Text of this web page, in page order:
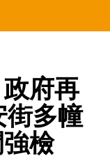
政府再
街多幢
檢